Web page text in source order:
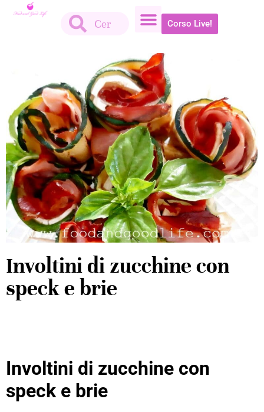
Corso Live!
Involtini di zucchine con
speck e brie
Involtini di zucchine con
speck e brie